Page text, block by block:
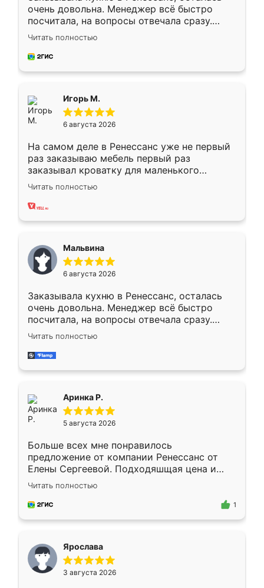
очень довольна. Менеджер всё быстро
посчитала, на вопросы отвечала сразу.
Замерщик приехал в субботу, подошёл к
делу со всей ответственностью. Собрали
за день, ребята работали аккуратно, даже
Читать полностью
Игорь М.
6 августа 2026
На самом деле в Ренессанс уже не первый
раз заказываю мебель первый раз
заказывал кроватку для маленького
ребёнка при его рождении ,во второй раз
заказал шкаф-купе. По качеству очень
хорошее сборка достаточно быстрая,
меньше, здесь же он более разнообразный.
Мне нравится ,если что-то потребуется из
мебели буду заказывать только здесь.
Читать полностью
Мальвина
6 августа 2026
Заказывала кухню в Ренессанс, осталась
очень довольна. Менеджер всё быстро
посчитала, на вопросы отвечала сразу.
Замерщик приехал в субботу, подошёл к
делу со всей ответственностью. Собрали
за день, ребята работали аккуратно, даже
Читать полностью
Аринка Р.
5 августа 2026
Больше всех мне понравилось
предложение от компании Ренессанс от
Елены Сергеевой. Подходяшщая цена и
короткие сроки изготовления. Приехавший
для замера сотрудник Владислав
предложил по моему эскизу самый
Читать полностью
1
Ярослава
3 августа 2026